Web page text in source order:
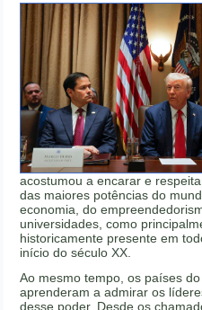
acostumou a encarar e
das maiores potências do
economia, do
universidades, como
historicamente presente em
início do século XX.
Ao mesmo tempo, os países
aprenderam a admirar os
desse poder. Desde os